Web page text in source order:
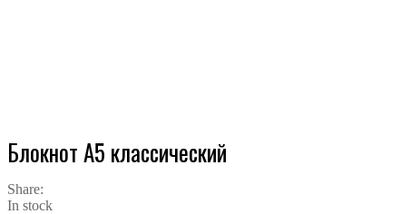
Блокнот А5 классический
Share:
In stock